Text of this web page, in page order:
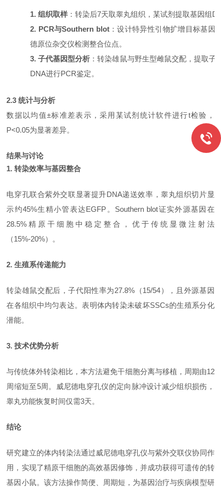
1. 组织取样 ：转染后7天取睾丸组织，某试剂提取基因组
2. PCR与Southern blot：设计特异性引物扩增目标基因
德原位杂交仪检测整合位点。
3. 子代基因型分析 ：转染雄鼠与野生型雌鼠交配，提取子
DNA进行PCR鉴定。
2.3 统计与分析
数据以均值±标准差表示，采用某试剂统计软件进行t检验，
P<0.05为显著差异。
结果与讨论
1. 转染效率与基因整合
电穿孔联合紫外交联显著提升DNA递送效率，睾丸组织切片显
示约45%生精小管表达EGFP。Southern blot证实外源基因在
28.5%精原干细胞中稳定整合，优于传统显微注射法
（15%-20%）。
2. 生殖系传递能力
转染雄鼠交配后，子代阳性率为27.8%（15/54），且外源基因
在各组织中均匀表达。表明体内转染未破坏SSCs的生殖系分化
潜能。
3. 技术优势分析
与传统体外转染相比，本方法避免干细胞分离与移植，周期由12
周缩短至5周。威尼德电穿孔仪的定向脉冲设计减少组织损伤，
睾丸功能恢复时间仅需3天。
结论
研究建立的体内转染法通过威尼德电穿孔仪与紫外交联仪协同作
用，实现了精原干细胞的高效基因修饰，并成功获得可遗传的转
基因小鼠。该方法操作简便、周期短，为基因治疗与疾病模型研